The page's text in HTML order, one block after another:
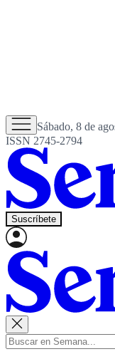
Sábado, 8 de
ISSN 2745-2794
Suscríbete